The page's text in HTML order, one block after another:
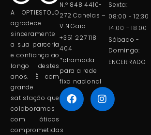
A OPTIESTOJO
agradece
sinceramente
a sua parceria
e confiança ao
longo destes
anos. É com
grande
satisfação que
colaboramos
com óticas
comprometidas
N.º 848 4410-
272 Canelas –
V.N.Gaia
+351 227 118
404
*chamada
para a rede
fixa nacional
Sexta:
08:00 - 12:30
14:00 - 18:00
Sábado -
Domingo:
ENCERRADO